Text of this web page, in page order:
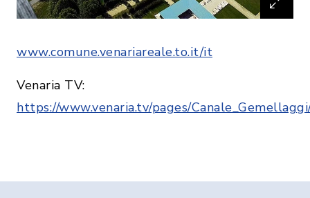
www.comune.venariareale.to.it/it
Venaria TV:
https://www.venaria.tv/pages/